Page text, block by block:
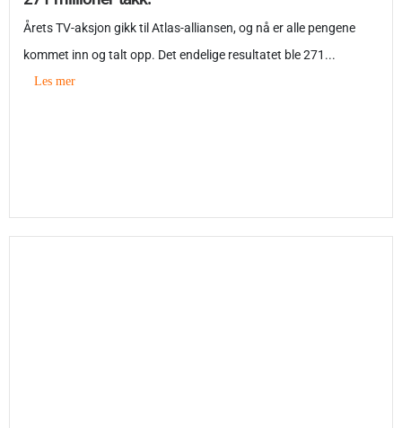
Årets TV-aksjon gikk til Atlas-alliansen, og nå er alle pengene
kommet inn og talt opp. Det endelige resultatet ble 271...
Les mer